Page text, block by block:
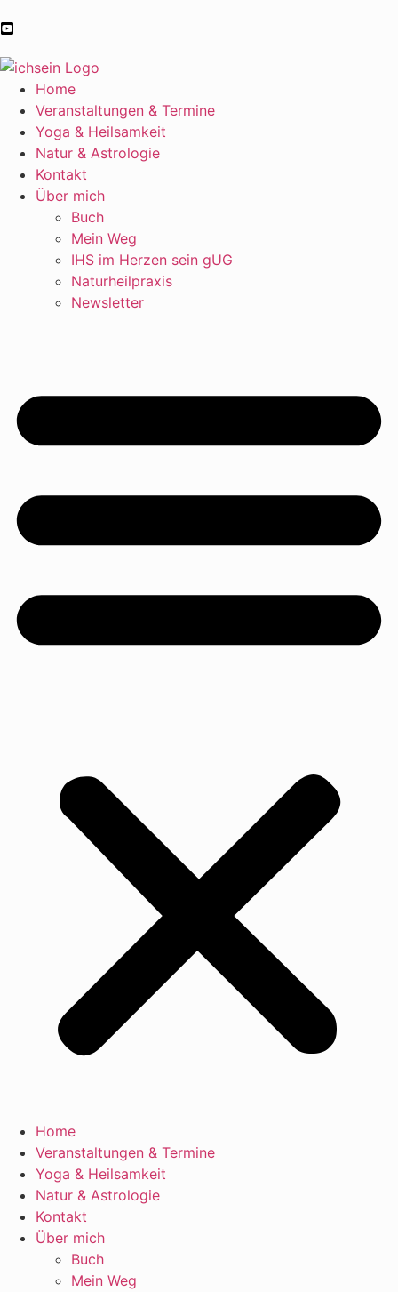
Home
Veranstaltungen & Termine
Yoga & Heilsamkeit
Natur & Astrologie
Kontakt
Über mich
Buch
Mein Weg
IHS im Herzen sein gUG
Naturheilpraxis
Newsletter
Home
Veranstaltungen & Termine
Yoga & Heilsamkeit
Natur & Astrologie
Kontakt
Über mich
Buch
Mein Weg